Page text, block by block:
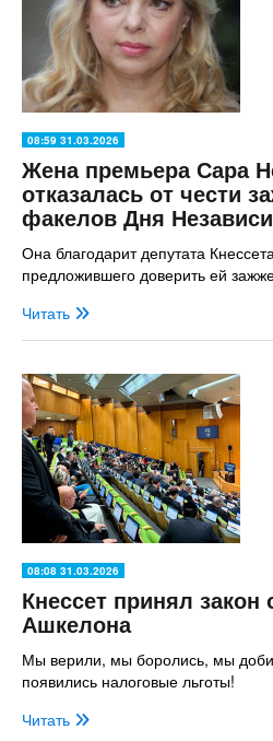
08:59 31.03.2026
Жена премьера Сара
отказалась от чести
факелов Дня
Она благодарит депутата
предложившего доверить ей
Читать
08:08 31.03.2026
Кнессет принял закон
Ашкелона
Мы верили, мы боролись, мы
появились налоговые льготы!
Читать